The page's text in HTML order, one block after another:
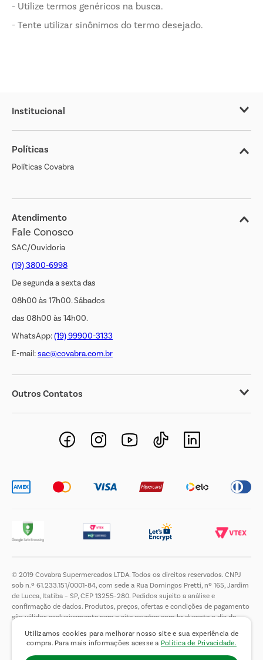
Utilizamos cookies para melhorar nosso site e sua experiência de
compra. Para mais informações acesse a Política de Privacidade.
Utilize termos genéricos na busca.
Tente utilizar sinônimos do termo desejado.
Institucional
Sobre o Covabra
Nossas Lojas
Cliente Bem Estar
Jornal de Ofertas
Transparência Salarial
Políticas
Políticas Covabra
Atendimento
Fale Conosco
SAC/Ouvidoria
(19) 3800-6998
De segunda a sexta das
08h00 às 17h00. Sábados
das 08h00 às 14h00.
WhatsApp:(19) 99900-3133
E-mail:sac@covabra.com.br
Outros Contatos
Negócios Imobiliários
Novos Fornecedores
© 2019 Covabra Supermercados LTDA. Todos os direitos reservados. CNPJ
sob n.º 61.233.151/0001-84, com sede a Rua Domingos Pretti, nº 165, Jardim
de Lucca, Itatiba – SP, CEP 13255-280. Pedidos sujeito a análise e
confirmação de dados. Produtos, preços, ofertas e condições de pagamento
são válidos exclusivamente para o site covabra.com.br durante o dia de
de limitar a quantidade máxima de produtos por compra por cliente. Não
vendemos no atacado. Fotos meramente ilustrativas.É proibida a venda e a